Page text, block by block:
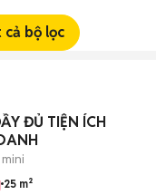
bộ lọc
ĐỦ TIỆN ÍCH
25 m²